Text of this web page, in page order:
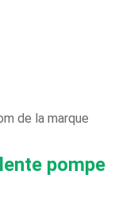
de la marque
pompe